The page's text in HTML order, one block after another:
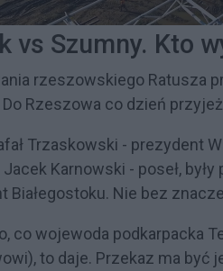
vs Szumny. Kto
rzeszowskiego Ratusza
Rzeszowa co dzień
Trzaskowski - prezydent
Jacek Karnowski - poseł,
Białegostoku. Nie bez
co wojewoda podkarpacka
to daje. Przekaz ma być